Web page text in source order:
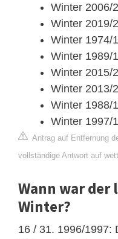
Winter 2006/
Winter 2019/
Winter 1974/
Winter 1989/
Winter 2015/
Winter 2013/
Winter 1988/
Winter 1997/
Antrag auf Entfernung
vollständige Antwort auf
Wann war
Winter?
16 / 31. 1996/1997: